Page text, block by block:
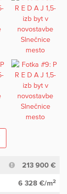
213 900 €
6 328 €/m2